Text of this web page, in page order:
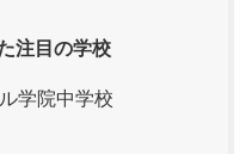
注目の学校
学院中学校